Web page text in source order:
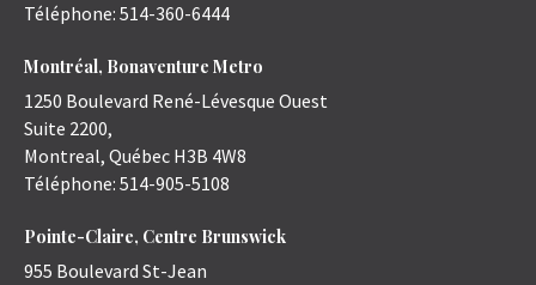
Téléphone: 514-360-6444
Montréal, Bonaventure Metro
1250 Boulevard René-Lévesque Ouest
Suite 2200,
Montreal, Québec H3B 4W8
Téléphone: 514-905-5108
Pointe-Claire, Centre Brunswick
955 Boulevard St-Jean